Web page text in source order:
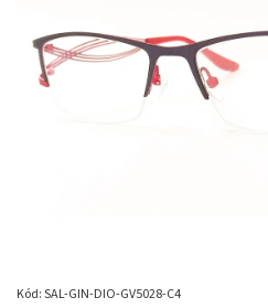
Kód:SAL-GIN-DIO-GV5028-C4